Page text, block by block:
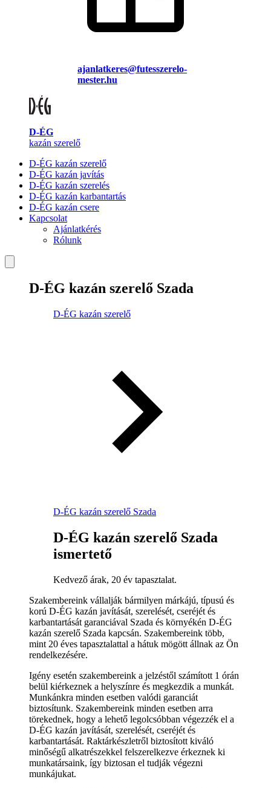
ajanlatkeres@futesszerelo-
mester.hu
D-ÉG
kazán szerelő
D-ÉG kazán szerelő
D-ÉG kazán javítás
D-ÉG kazán szerelés
D-ÉG kazán karbantartás
D-ÉG kazán csere
Kapcsolat
Ajánlatkérés
Rólunk
D-ÉG kazán szerelő Szada
D-ÉG kazán szerelő
D-ÉG kazán szerelő Szada
D-ÉG kazán szerelő Szada
ismertető
Kedvező árak, 20 év tapasztalat.
Szakembereink vállalják bármilyen márkájú, típusú és
korú D-ÉG kazán javítását, szerelését, cseréjét és
karbantartását garanciával Szada és környékén D-ÉG
kazán szerelő Szada kapcsán. Szakembereink több,
mint 20 éves tapasztalattal a hátuk mögött állnak az Ön
rendelkezésére.
Igény esetén szakembereink a jelzéstől számított 1 órán
belül kiérkeznek a helyszínre és megkezdik a munkát.
Munkánkra minden esetben valódi garanciát
biztosítunk. Szakembereink minden esetben arra
törekednek, hogy a lehető legolcsóbban végezzék el a
D-ÉG kazán javítását, szerelését, cseréjét és
karbantartását. Raktárkészletről biztosított kiváló
minőségű alkatrészekkel felszerelkezve érkeznek ki
munkatársaink, így biztosan el tudják végezni
munkájukat.